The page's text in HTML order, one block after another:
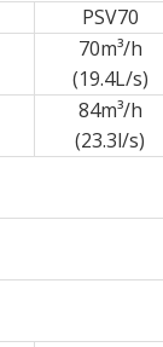
PSV70
70m³/h
(19.4L/s)
84m³/h
(23.3l/s)